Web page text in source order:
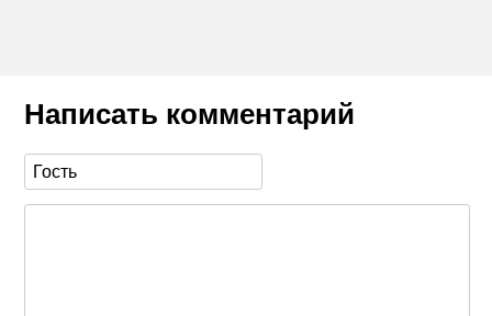
Написать комментарий